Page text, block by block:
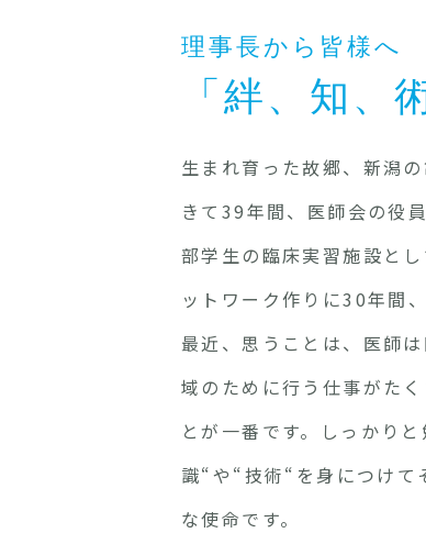
理事長から皆様へ
「絆、知、
生まれ育った故郷、新潟
きて39年間、医師会の役
部学生の臨床実習施設と
ットワーク作りに30年間
最近、思うことは、医師
域のために行う仕事がた
とが一番です。しっかり
識“や“技術“を身につけ
な使命です。